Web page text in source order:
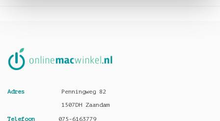
Adres
Penningweg 82
1507DH Zaandam
Telefoon 075-6163779